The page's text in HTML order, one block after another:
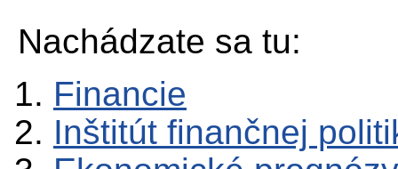
Nachádzate sa tu:
Financie
Inštitút finančnej